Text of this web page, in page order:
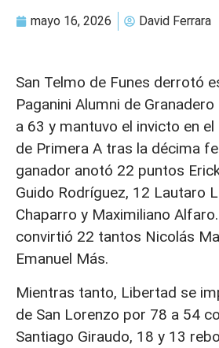
mayo 16, 2026 David Ferrara
San Telmo de Funes derrotó
Paganini Alumni de
a 63 y mantuvo el invicto en
de Primera A tras la décima
ganador anotó 22 puntos
Guido Rodríguez, 12 Lautaro
Chaparro y Maximiliano
convirtió 22 tantos Nicolás
Emanuel Más.
Mientras tanto, Libertad se
de San Lorenzo por 78 a 54
Santiago Giraudo, 18 y 13